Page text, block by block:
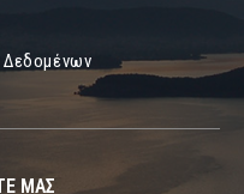
ΜΑΣ